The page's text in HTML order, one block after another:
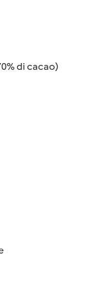
di cacao)